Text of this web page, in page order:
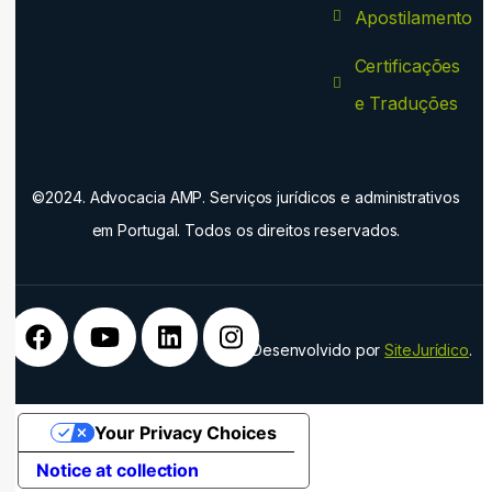
Apostilamento
Certificações
e Traduções
©2024. Advocacia AMP. Serviços jurídicos e administrativos
em Portugal. Todos os direitos reservados.
Desenvolvido porSiteJurídico.
Notice at collection
Your Privacy Choices